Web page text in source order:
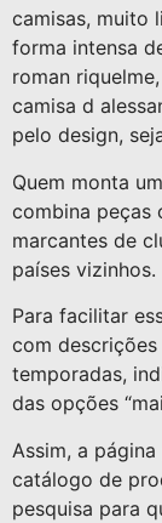
camisas, muito
forma intensa
roman
camisa d
pelo design,
Quem monta
combina peças
marcantes de
países vizinhos.
Para facilitar
com
temporadas,
das opções
Assim, a
catálogo de
pesquisa para